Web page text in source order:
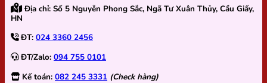
Địa chỉ: Số 5 Nguyễn Phong Sắc, Ngã Tư Xuân Thủy, Cầu Giấy,
HN
ĐT: 024 3360 2456
ĐT/Zalo: 094 755 0101
Kế toán: 082 245 3331 (Check hàng)